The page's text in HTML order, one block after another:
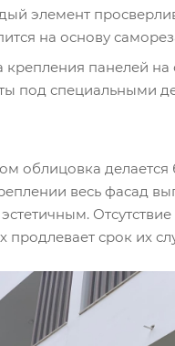
элемент
на основу
крепления панелей
под специальными
облицовка делается
весь фасад
продлевает срок их